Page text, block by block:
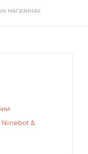
магазинах
Ninebot &